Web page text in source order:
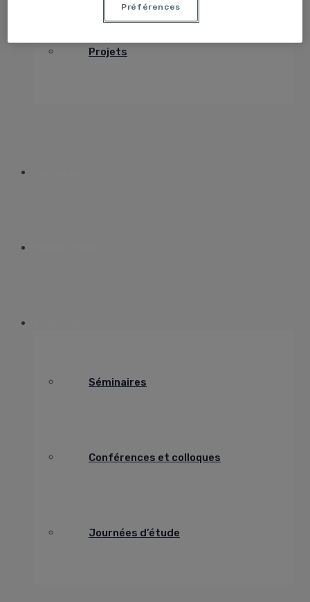
Projets
Séminaires
Conférences et colloques
Journées d’étude
Préférences